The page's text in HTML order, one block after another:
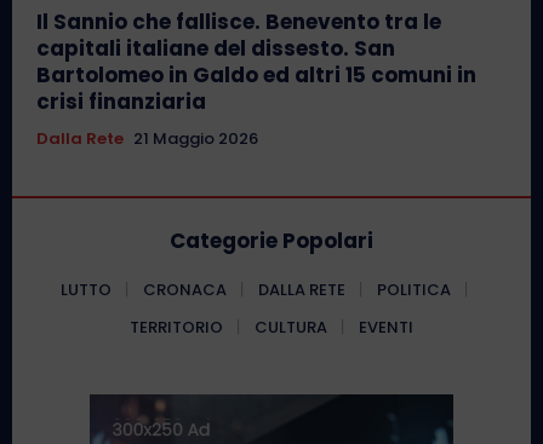
Il Sannio che fallisce. Benevento tra le
capitali italiane del dissesto. San
Bartolomeo in Galdo ed altri 15 comuni in
crisi finanziaria
Dalla Rete 21 Maggio 2026
Categorie Popolari
LUTTO CRONACA DALLA RETE
POLITICA
TERRITORIO
CULTURA EVENTI